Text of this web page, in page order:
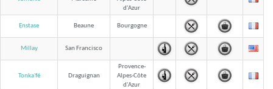
d'Azur
Enstase Beaune Bourgogne
Millay San Francisco
Tonka'fé Draguignan
Provence-
Alpes-Côte
d'Azur